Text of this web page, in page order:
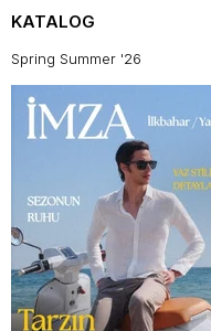
KATALOG
Spring Summer '26